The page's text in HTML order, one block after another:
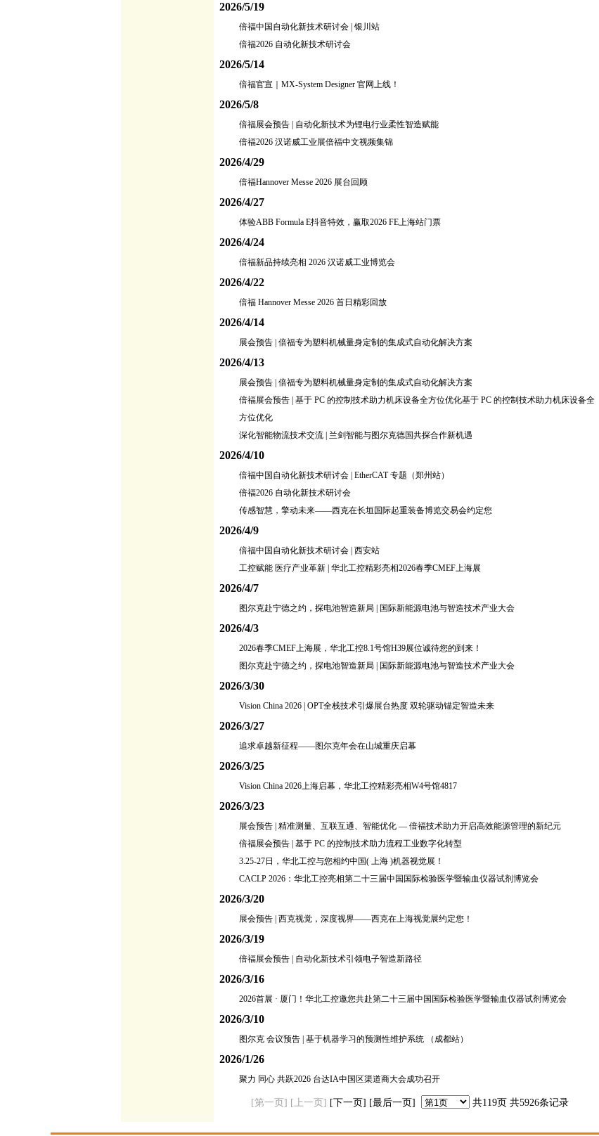
2026/5/19
倍福中国自动化新技术研讨会 | 银川站
倍福2026 自动化新技术研讨会
2026/5/14
倍福官宣｜MX‑System Designer 官网上线！
2026/5/8
倍福展会预告 | 自动化新技术为锂电行业柔性智造赋能
倍福2026 汉诺威工业展倍福中文视频集锦
2026/4/29
倍福Hannover Messe 2026 展台回顾
2026/4/27
体验ABB Formula E抖音特效，赢取2026 FE上海站门票
2026/4/24
倍福新品持续亮相 2026 汉诺威工业博览会
2026/4/22
倍福 Hannover Messe 2026 首日精彩回放
2026/4/14
展会预告 | 倍福专为塑料机械量身定制的集成式自动化解决方案
2026/4/13
展会预告 | 倍福专为塑料机械量身定制的集成式自动化解决方案
倍福展会预告 | 基于 PC 的控制技术助力机床设备全方位优化基于 PC 的控制技术助力机床设备全
方位优化
深化智能物流技术交流 | 兰剑智能与图尔克德国共探合作新机遇
2026/4/10
倍福中国自动化新技术研讨会 | EtherCAT 专题（郑州站）
倍福2026 自动化新技术研讨会
传感智慧，擎动未来——西克在长垣国际起重装备博览交易会约定您
2026/4/9
倍福中国自动化新技术研讨会 | 西安站
工控赋能 医疗产业革新 | 华北工控精彩亮相2026春季CMEF上海展
2026/4/7
图尔克赴宁德之约，探电池智造新局 | 国际新能源电池与智造技术产业大会
2026/4/3
2026春季CMEF上海展，华北工控8.1号馆H39展位诚待您的到来！
图尔克赴宁德之约，探电池智造新局 | 国际新能源电池与智造技术产业大会
2026/3/30
Vision China 2026 | OPT全栈技术引爆展台热度 双轮驱动锚定智造未来
2026/3/27
追求卓越新征程——图尔克年会在山城重庆启幕
2026/3/25
Vision China 2026上海启幕，华北工控精彩亮相W4号馆4817
2026/3/23
展会预告 | 精准测量、互联互通、智能优化 — 倍福技术助力开启高效能源管理的新纪元
倍福展会预告 | 基于 PC 的控制技术助力流程工业数字化转型
3.25-27日，华北工控与您相约中国( 上海 )机器视觉展！
CACLP 2026：华北工控亮相第二十三届中国国际检验医学暨输血仪器试剂博览会
2026/3/20
展会预告 | 西克视觉，深度视界——西克在上海视觉展约定您！
2026/3/19
倍福展会预告 | 自动化新技术引领电子智造新路径
2026/3/16
2026首展 · 厦门！华北工控邀您共赴第二十三届中国国际检验医学暨输血仪器试剂博览会
2026/3/10
图尔克 会议预告 | 基于机器学习的预测性维护系统 （成都站）
2026/1/26
聚力 同心 共跃2026 台达IA中国区渠道商大会成功召开
[第一页] [上一页] [下一页] [最后一页] 共119页 共5926条记录